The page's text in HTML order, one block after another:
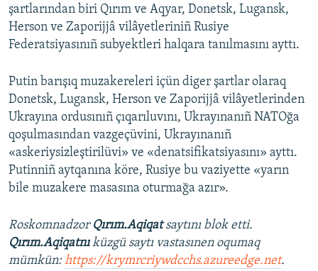
şartlarından biri Qırım ve Aqyar, Donetsk, Lugansk,
Herson ve Zaporijjâ vilâyetleriniñ Rusiye
Federatsiyasınıñ subyektleri halqara tanılmasını ayttı.
Putin barışıq muzakereleri içün diger şartlar olaraq
Donetsk, Lugansk, Herson ve Zaporijjâ vilâyetlerinden
Ukrayına ordusınıñ çıqarıluvını, Ukrayınanıñ NATOğa
qoşulmasından vazgeçüvini, Ukrayınanıñ
«askeriysizleştirilüvi» ve «denatsifikatsiyasını» ayttı.
Putinniñ aytqanına köre, Rusiye bu vaziyette «yarın
bile muzakere masasına oturmağa azır».
Roskomnadzor Qırım.Aqiqatsaytını blok etti.
Qırım.Aqiqatnıküzgü saytı vastasınen oqumaq
mümkün:https://krymrcriywdcchs.azureedge.net.